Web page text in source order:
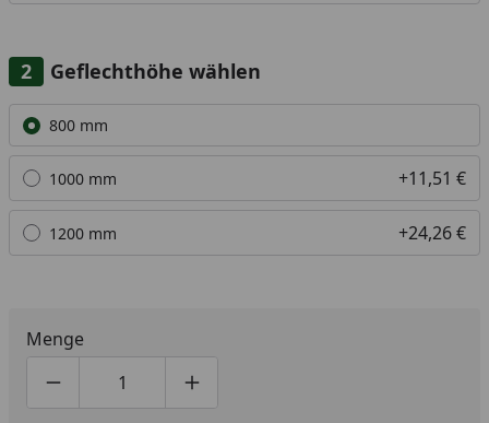
Geflechthöhe wählen
Alle anzeigen (3)
800 mm
1000 mm +11,51 €
1200 mm +24,26 €
Menge
Produktmenge um eins verringern
Produktmenge manuell eingeben
Produktmenge um eins erhöhen